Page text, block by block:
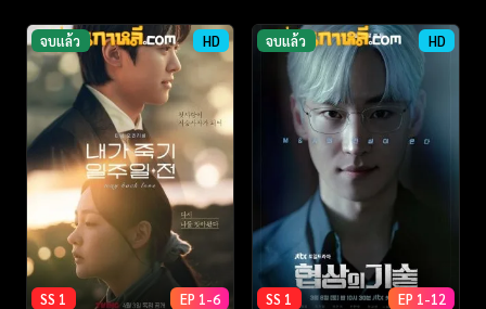
จบแล้ว HD
SS 1 EP 1-6
จบแล้ว HD
SS 1 EP 1-12